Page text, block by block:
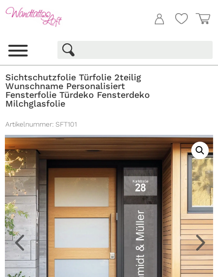
Sichtschutzfolie Türfolie 2teilig
Wunschname Personalisiert
Fensterfolie Türdeko Fensterdeko
Milchglasfolie
Artikelnummer: SFT101